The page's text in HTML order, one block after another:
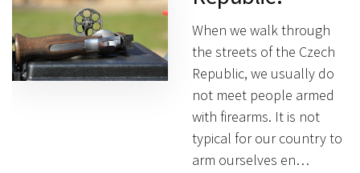
When we walk through
the streets of the Czech
Republic, we usually do
not meet people armed
with firearms. It is not
typical for our country to
arm ourselves en…